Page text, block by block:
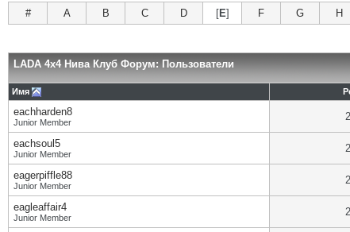
# A B C D [E] F G H
LADA 4x4 Нива Клуб Форум: Пользователи
Имя
eachharden8
Junior Member
eachsoul5
Junior Member
eagerpiffle88
Junior Member
eagleaffair4
Junior Member